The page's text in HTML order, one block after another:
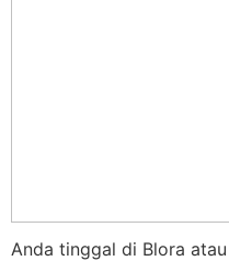
Anda tinggal di Blora